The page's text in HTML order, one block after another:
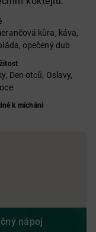
kůra, káva,
opečený dub
Den otců, Oslavy,
k míchání
nápoj